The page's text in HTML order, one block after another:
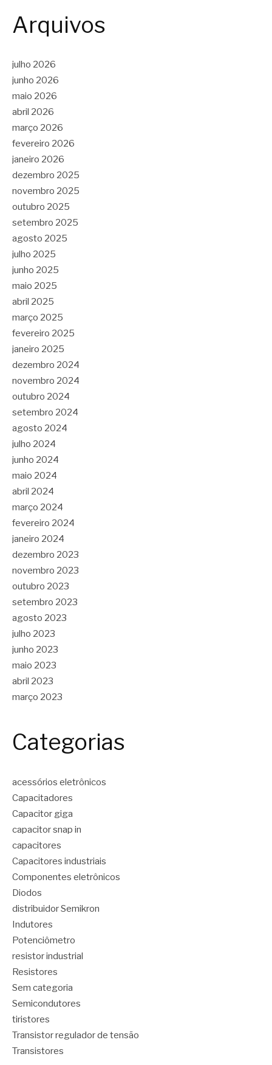
Arquivos
julho 2026
junho 2026
maio 2026
abril 2026
março 2026
fevereiro 2026
janeiro 2026
dezembro 2025
novembro 2025
outubro 2025
setembro 2025
agosto 2025
julho 2025
junho 2025
maio 2025
abril 2025
março 2025
fevereiro 2025
janeiro 2025
dezembro 2024
novembro 2024
outubro 2024
setembro 2024
agosto 2024
julho 2024
junho 2024
maio 2024
abril 2024
março 2024
fevereiro 2024
janeiro 2024
dezembro 2023
novembro 2023
outubro 2023
setembro 2023
agosto 2023
julho 2023
junho 2023
maio 2023
abril 2023
março 2023
Categorias
acessórios eletrônicos
Capacitadores
Capacitor giga
capacitor snap in
capacitores
Capacitores industriais
Componentes eletrônicos
Diodos
distribuidor Semikron
Indutores
Potenciômetro
resistor industrial
Resistores
Sem categoria
Semicondutores
tiristores
Transistor regulador de tensão
Transistores